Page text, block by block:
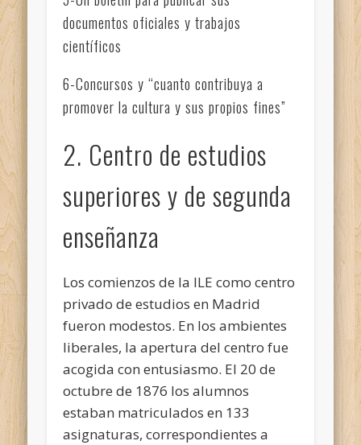
documentos oficiales y trabajos
científicos
6-Concursos y “cuanto contribuya a
promover la cultura y sus propios fines”
2. Centro de estudios
superiores y de segunda
enseñanza
Los comienzos de la ILE como centro
privado de estudios en Madrid
fueron modestos. En los ambientes
liberales, la apertura del centro fue
acogida con entusiasmo. El 20 de
octubre de 1876 los alumnos
estaban matriculados en 133
asignaturas, correspondientes a